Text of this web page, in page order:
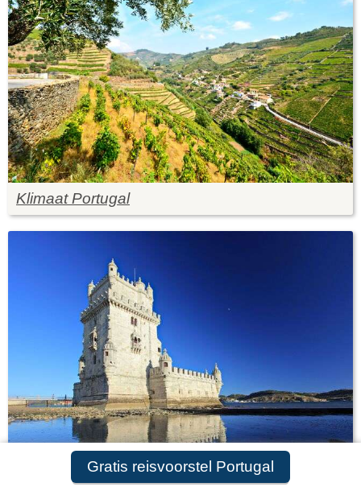
Gratis reisvoorstel Portugal
Klimaat Portugal
Mooiste plekken Portugal